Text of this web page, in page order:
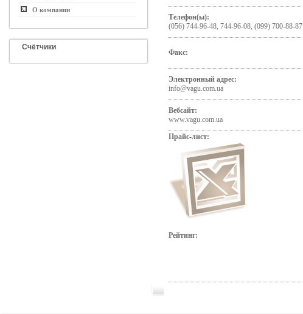
О компании
Счётчики
Телефон(ы):
(056) 744-96-48, 744-96-08, (099) 700-88-87
Факс:
Электронный адрес:
info@vagu.com.ua
Вебсайт:
www.vagu.com.ua
Прайс-лист:
Рейтинг: